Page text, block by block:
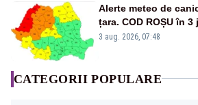
Alerte meteo de
țara. COD ROȘU în 3
3 aug. 2026, 07:48
CATEGORII POPULARE